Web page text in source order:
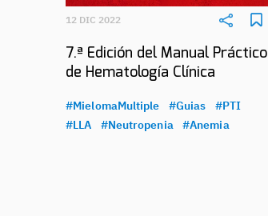
12 DIC 2022
7.ª Edición del Manual Práctico
de Hematología Clínica
#MielomaMultiple #Guias
#PTI
#LLA
#Neutropenia #Anemia